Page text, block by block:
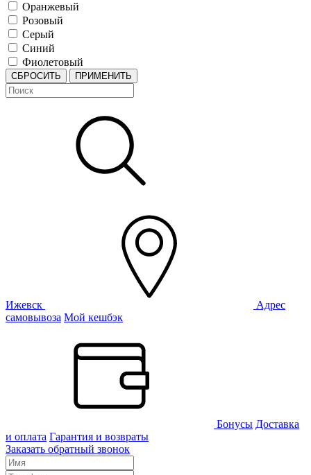
Оранжевый
Розовый
Серый
Синий
Фиолетовый
СБРОСИТЬ ПРИМЕНИТЬ
Ижевск
Адрес
самовывоза Мой кешбэк
Бонусы Доставка
и оплата Гарантия и возвраты
Заказать обратный звонок